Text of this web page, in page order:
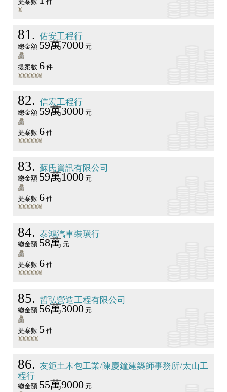
81 佑安工程行
總金額 59萬7000元
提案數 6件
82 信宏工程行
總金額 59萬3000元
提案數 6件
83 蘇氏資訊有限公司
總金額 59萬1000元
提案數 6件
84 泰鴻汽車裝璜行
總金額 58萬 元
提案數 6件
85 哲弘營造工程有限公司
總金額 56萬3000元
提案數 5件
86
友鉅土木包工業/陳慶鐘建築師事務所/太山工
程行
總金額 55萬9000元